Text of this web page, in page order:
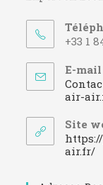
+33 1
E-mail
air-
Site
air.fr/